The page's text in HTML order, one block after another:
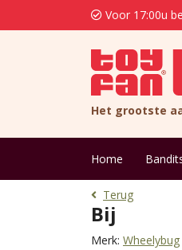
Voor 17:00u
Het grootste
Home
Terug
Bij
Merk: Wheelybug